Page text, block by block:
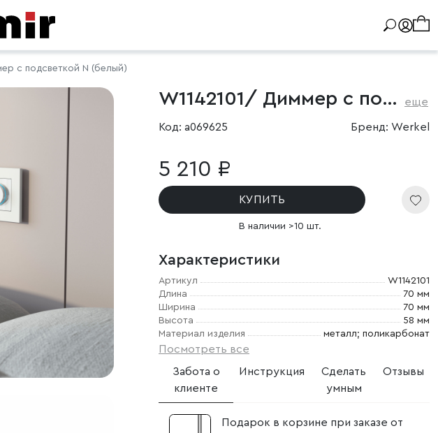
с подсветкой N (белый)
W1142101/ Диммер с подсветкой N (белый) еще
Код: a069625 Бренд: Werkel
5 210 ₽
КУПИТЬ
В наличии >10 шт.
Характеристики
Артикул
W1142101
Длина
70 мм
Ширина
70 мм
Высота
58 мм
Материал изделия
металл; поликарбонат
Посмотреть все
Забота о
клиенте
Инструкция
Сделать
умным
Отзывы
Подарок в корзине при заказе от